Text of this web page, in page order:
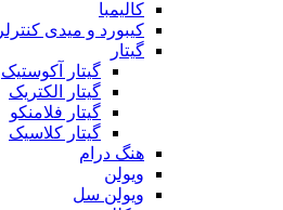
کالیمبا
کیبورد و میدی کنترلر
گیتار
گیتار آکوستیک
گیتار الکتریک
گیتار فلامنکو
گیتار کلاسیک
هنگ درام
ویولن
ویولن سل